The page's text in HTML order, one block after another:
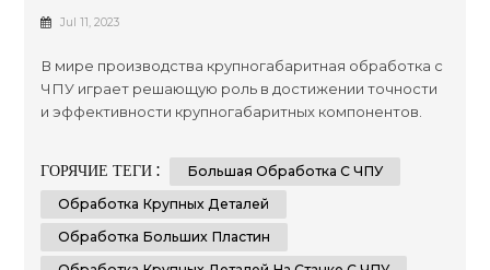
Достижение Точности И Эффективности
Jul 11, 2023
В мире производства крупногабаритная обработка с
ЧПУ играет решающую роль в достижении точности
и эффективности крупногабаритных компонентов.
(ЧПУ) для формирования и резки материалов с
непревзойденной точностью. Отрасли, требующие
производства негабаритных деталей, пластин или
компонентов, полагаются на возмо...
ГОРЯЧИЕ ТЕГИ :
Большая Обработка С ЧПУ
Обработка Крупных Деталей
Обработка Больших Пластин